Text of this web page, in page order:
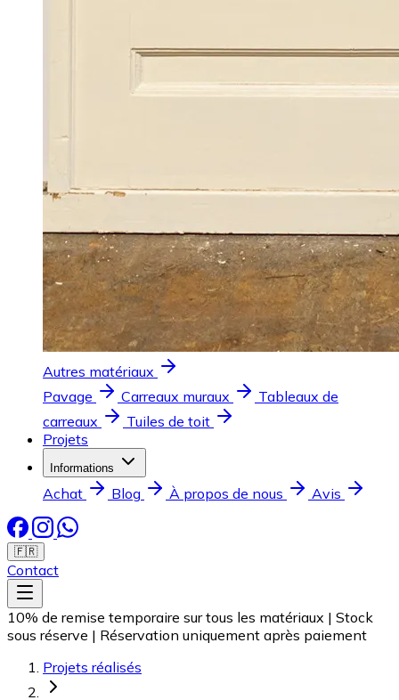
Autres matériaux
Pavage
Carreaux muraux
Tableaux de
carreaux
Tuiles de toit
Projets
Informations
Achat Blog À propos de nous Avis
🇫🇷
Contact
10% de remise temporaire sur tous les matériaux | Stock
sous réserve | Réservation uniquement après paiement
Projets réalisés